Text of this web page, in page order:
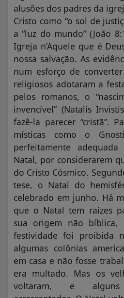
alusões dos padres da
Cristo como “o sol de
a “luz do mundo” (João
Igreja n’Aquele que é
nossa salvação. As
num esforço de
religiosos adotaram a
pelos romanos, o
invencível” (Natalis
fazê-la parecer “cristã”.
místicas como o
perfeitamente
Natal, por considerarem
do Cristo Cósmico.
tese, o Natal do
celebrado em junho. Há
que o Natal tem raízes
sua origem não bíblica,
festividade foi proibida
algumas colônias
em casa e não fosse
era multado. Mas os
voltaram, e